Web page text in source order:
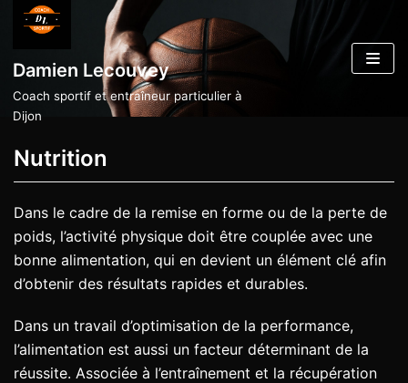
Aller
contenu
Damien Lecouvey
Coach sportif et entraîneur particulier à
Dijon
Nutrition
Dans le cadre de la remise en forme ou de la perte de
poids, l’activité physique doit être couplée avec une
bonne alimentation, qui en devient un élément clé afin
d’obtenir des résultats rapides et durables.
Dans un travail d’optimisation de la performance,
l’alimentation est aussi un facteur déterminant de la
réussite. Associée à l’entraînement et la récupération